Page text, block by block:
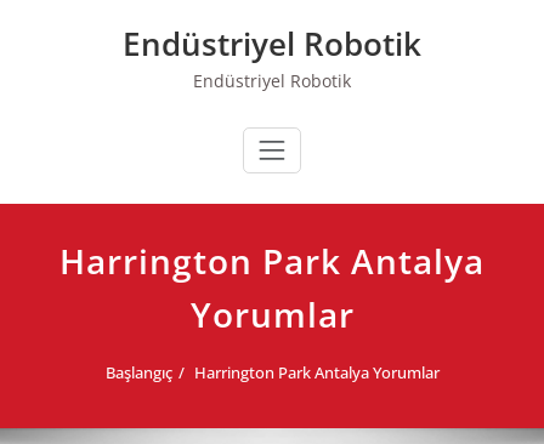
Endüstriyel Robotik
Endüstriyel Robotik
Harrington Park Antalya
Yorumlar
Başlangıç Harrington Park Antalya Yorumlar